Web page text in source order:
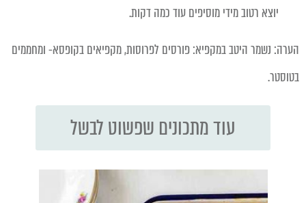
יוצא רטוב מידי מוסיפים עוד כמה דקות.
הערה: נשמר היטב במקפיא: פורסים לפרוסות, מקפיאים בקופסא- ומחממים
בטוסטר.
עוד מתכונים שפשוט לבשל